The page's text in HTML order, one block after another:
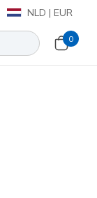
NLD | EUR
0